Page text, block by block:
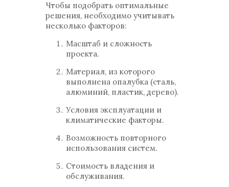
Чтобы подобрать оптимальные
решения, необходимо учитывать
несколько факторов:
Масштаб и сложность
проекта.
Материал, из которого
выполнена опалубка (сталь,
алюминий, пластик, дерево).
Условия эксплуатации и
климатические факторы.
Возможность повторного
использования систем.
Стоимость владения и
обслуживания.